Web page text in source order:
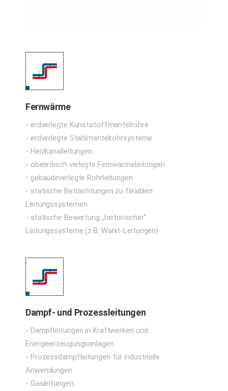
Fernwärme
- erdverlegte Kunststoffmantelrohre
- erdverlegte Stahlmantelrohrsysteme
- Heizkanalleitungen
- oberirdisch verlegte Fernwärmeleitungen
- gebäudeverlegte Rohrleitungen
- statische Betrachtungen zu flexiblen
Leitungssystemen
- statische Bewertung „historischer“
Leitungssysteme (z.B. Wanit-Leitungen)
Dampf- und Prozessleitungen
- Dampfleitungen in Kraftwerken und
Energieerzeugungsanlagen
- Prozessdampfleitungen für industrielle
Anwendungen
- Gasleitungen